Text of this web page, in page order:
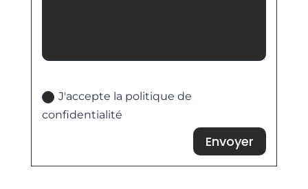
J'accepte la politique de
confidentialité
Envoyer